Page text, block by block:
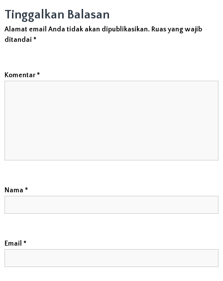
Tinggalkan Balasan
Alamat email Anda tidak akan dipublikasikan. Ruas yang wajib
ditandai *
Komentar *
Nama *
Email *